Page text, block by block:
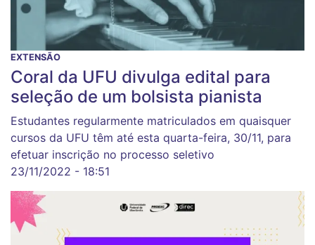
EXTENSÃO
Coral da UFU divulga edital para
seleção de um bolsista pianista
Estudantes regularmente matriculados em quaisquer
cursos da UFU têm até esta quarta-feira, 30/11, para
efetuar inscrição no processo seletivo
23/11/2022 - 18:51